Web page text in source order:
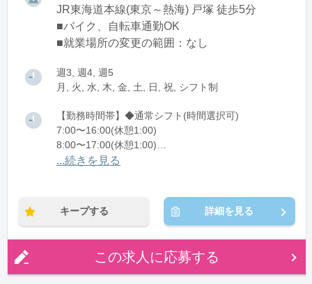
JR東海道本線(東京～熱海) 戸塚 徒歩5分
■バイク、自転車通勤OK
■就業場所の変更の範囲：なし
週3, 週4, 週5
月, 火, 水, 木, 金, 土, 日, 祝, シフト制
【勤務時間帯】◆通常シフト(時間選択可)
7:00〜16:00(休憩1:00)
8:00〜17:00(休憩1:00)
12:00〜21:00(休憩1:00)
...続きを見る
キープする 詳細を見る
この求人に応募する